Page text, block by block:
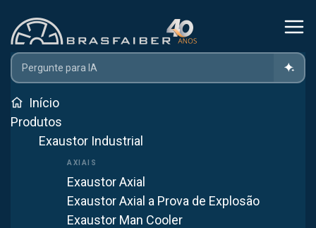
Início
Produtos
Exaustor Industrial
Exaustor Axial
Exaustor Axial a Prova de Explosão
Exaustor Man Cooler
Home
Insuflador De Ar
Ventilação Industrial com Ar
Filtrado: O Que É?
16 de junho de 2025